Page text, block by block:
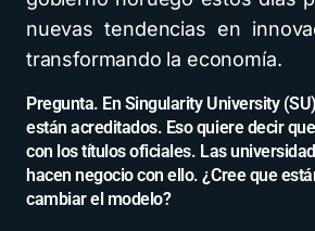
nuevas tendencias en
transformando la economía.
Pregunta. En Singularity University
están acreditados. Eso quiere decir
con los títulos oficiales. Las
hacen negocio con ello. ¿Cree que
cambiar el modelo?